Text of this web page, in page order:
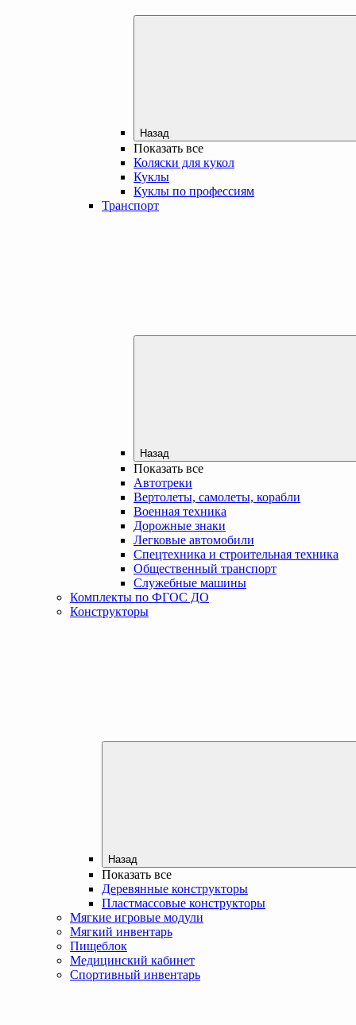
Назад
Показать все
Коляски для кукол
Куклы
Куклы по профессиям
Транспорт
Назад
Показать все
Автотреки
Вертолеты, самолеты, корабли
Военная техника
Дорожные знаки
Легковые автомобили
Спецтехника и строительная техника
Общественный транспорт
Служебные машины
Комплекты по ФГОС ДО
Конструкторы
Назад
Показать все
Деревянные конструкторы
Пластмассовые конструкторы
Мягкие игровые модули
Мягкий инвентарь
Пищеблок
Медицинский кабинет
Спортивный инвентарь